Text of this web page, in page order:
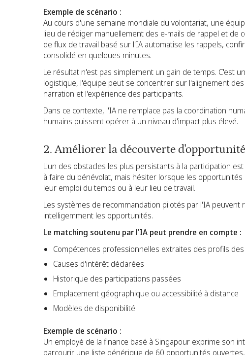
Exemple de scénario :
Au cours d'une semaine mondiale du volontariat, une
lieu de rédiger manuellement des e-mails de rappel et de
de flux de travail basé sur l'IA automatise les rappels,
consolidé en quelques minutes.
Le résultat n'est pas simplement un gain de temps. C'est
logistique, l'équipe peut se concentrer sur l'alignement
narration et l'expérience des participants.
Dans ce contexte, l'IA ne remplace pas la coordination
humains puissent opérer à un niveau d'impact plus élevé.
2. Améliorer la découverte
L'un des obstacles les plus persistants à la participation
à faire du bénévolat, mais hésiter lorsque les
leur emploi du temps ou à leur lieu de travail.
Les systèmes de recommandation pilotés par l'IA
intelligemment les opportunités.
Le matching soutenu par l'IA peut prendre en compte :
Compétences professionnelles extraites des profils
Causes d'intérêt déclarées
Historique des participations passées
Emplacement géographique ou accessibilité à distance
Modèles de disponibilité
Exemple de scénario :
Un employé de la finance basé à Singapour exprime son
parcourir une liste générique de 60 opportunités